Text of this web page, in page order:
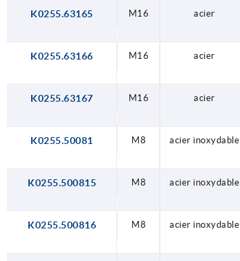
K0255.63165 M16 acier
K0255.63166 M16 acier
K0255.63167 M16 acier
K0255.50081 M8 acier inoxydable
K0255.500815 M8 acier inoxydable
K0255.500816 M8 acier inoxydable